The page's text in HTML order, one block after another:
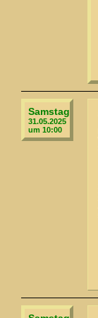
Samstag
31.05.2025
um 10:00